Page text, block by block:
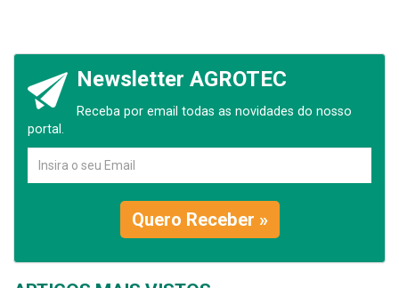
Newsletter AGROTEC
Receba por email todas as novidades do nosso
portal.
Quero Receber »